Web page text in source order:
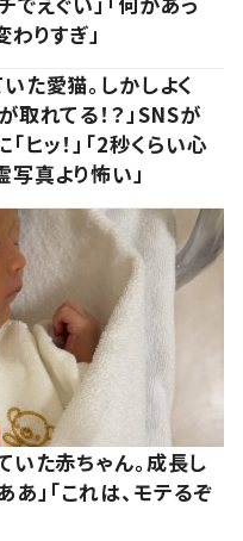
わりすぎ」
た愛猫。しかしよく
取れてる！？」SNSが
ヒッ！」「2秒くらい心
写真より怖い」
いた赤ちゃん。成長し
」「これは、モテるぞ